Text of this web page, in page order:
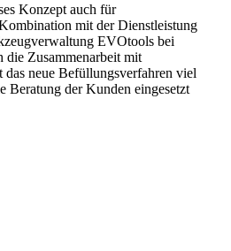
Konzept auch für
mit der Dienstleistung
EVOtools bei
die Zusammenarbeit mit
das neue Befüllungsverfahren viel
Beratung der Kunden eingesetzt